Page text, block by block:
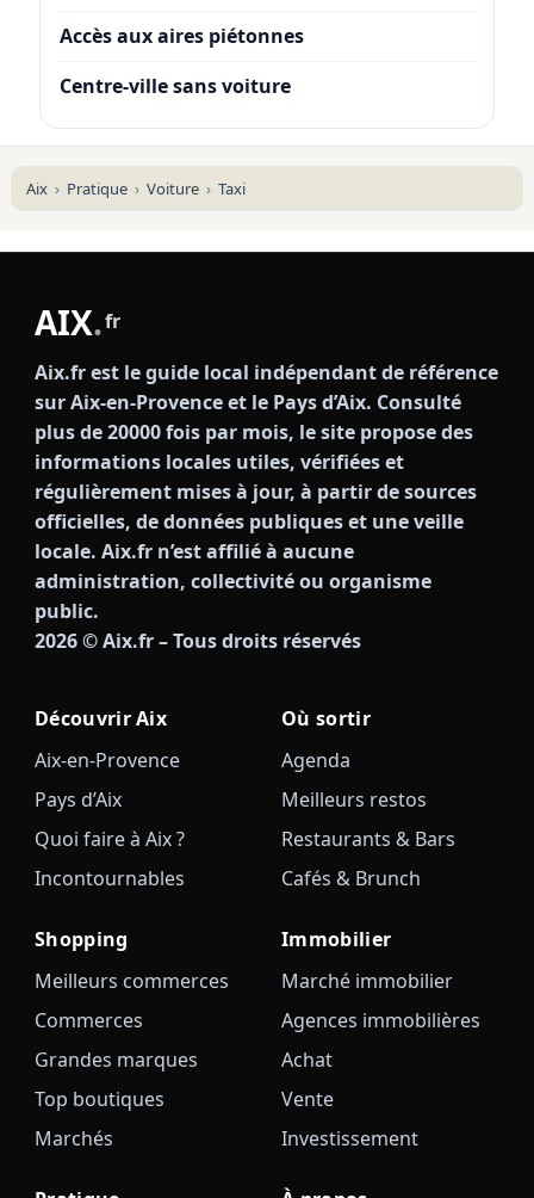
Accès aux aires piétonnes
Centre-ville sans voiture
Aix Pratique Voiture Taxi
AIX.fr
Aix.fr est le guide local indépendant de référence
sur Aix-en-Provence et le Pays d’Aix. Consulté
plus de 20000 fois par mois, le site propose des
informations locales utiles, vérifiées et
régulièrement mises à jour, à partir de sources
officielles, de données publiques et une veille
locale. Aix.fr n’est affilié à aucune
administration, collectivité ou organisme
public.
2026© Aix.fr – Tous droits réservés
Découvrir Aix
Aix-en-Provence
Pays d’Aix
Quoi faire à Aix ?
Incontournables
Où sortir
Agenda
Meilleurs restos
Restaurants & Bars
Cafés & Brunch
Shopping
Meilleurs commerces
Commerces
Grandes marques
Top boutiques
Marchés
Immobilier
Marché immobilier
Agences immobilières
Achat
Vente
Investissement